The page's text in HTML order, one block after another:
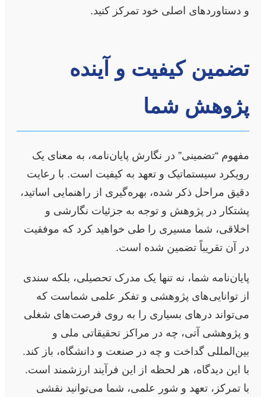
و دستاوردهای اصلی خود تمرکز کنید.
تضمین کیفیت و آینده
پژوهش شما
مفهوم “تضمینی” در نگارش پایان‌نامه، به معنای یک
رویکرد سیستماتیک و تعهد به کیفیت است. با رعایت
دقیق مراحل ذکر شده، بهره‌گیری از راهنمایی اساتید،
پشتکار در پژوهش و توجه به جزئیات نگارشی و
اخلاقی، شما مسیری را طی خواهید کرد که موفقیت
در آن تقریباً تضمین شده است.
پایان‌نامه شما، نه تنها یک مدرک تحصیلی، بلکه سندی
از توانایی‌های پژوهشی و تفکر علمی شماست که
می‌تواند درهای بسیاری را به روی فرصت‌های شغلی
و پژوهشی آتی، چه در مراکز تحقیقاتی ملی و
بین‌المللی گداخت و چه در صنعت و دانشگاه، باز کند.
با این دیدگاه، هر لحظه از این فرآیند ارزشمند است.
با تمرکز، تعهد و شور علمی، شما می‌توانید نقشی